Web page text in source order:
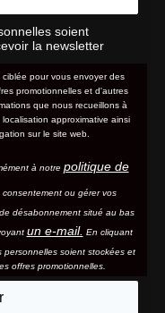
soient
la newsletter
pour vous envoyer des
promotionnelles et d'autres
que nous recueillons à
approximative ainsi
sur le site web.
à notre politique de
ou gérer vos
désabonnement situé au bas
un e-mail. En cliquant
personnelles soient stockées et
offres promotionnelles.